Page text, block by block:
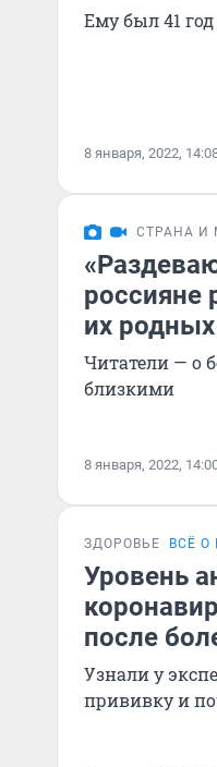
Ему был 41 год
8 января, 2022,
СТРАНА И
россияне
их
Читатели — о
близкими
8 января, 2022,
ЗДОРОВЬЕ ВСЁ О
Уровень
после
Узнали у
прививку и